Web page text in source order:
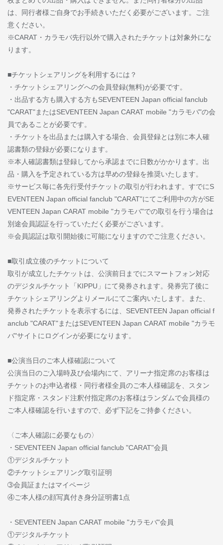
は、同行者様ご自身でお手続きいただく必要がございます。ご注
意ください。
※CARAT・カラモバ先行以外で購入されたチケットは対象外にな
ります。
■チケットシェアリングを利用するには？
・チケットシェアリングへの会員登録(無料)が必要です。
・出品する方も購入する方もSEVENTEEN Japan official fanclub
"CARAT"またはSEVENTEEN Japan CARAT mobile "カラモバ"の会
員であることが必要です。
・チケットを出品または購入する場合、会員登録とは別に本人確
認書類の登録が必要になります。
※本人確認書類は登録してから承認までに日数がかかります。出
品・購入を予定されている方は早めの登録を推奨いたします。
※サービス毎に各先行受付チケットの取引が行われます。すでにS
EVENTEEN Japan official fanclub "CARAT"にてご利用中の方がSE
VENTEEN Japan CARAT mobile "カラモバ"での取引を行う場合は
別途会員認証を行っていただく必要がございます。
※会員認証は取引開始後に可能になりますのでご注意ください。
■取引成立後のチケットについて
取引が成立したチケットは、公演前日までにスマートフォン対応
のデジタルチケット「KIPPU」にて発券されます。発券完了後に
チケットシェアリングよりメールにてご案内いたします。また、
発券されたチケットを表示するには、SEVENTEEN Japan official f
anclub "CARAT"またはSEVENTEEN Japan CARAT mobile "カラモ
バ"サイトにログインが必要になります。
■公演当日のご本人様確認について
公演当日のご入場時及び会場内にて、アリーナ指定席のお客様は
チケットのお申込者様・同行者様全員のご本人様確認を、スタン
ド指定席・スタンド注釈付指定席のお客様はランダムで会員様の
ご本人様確認を行いますので、必ず下記をご持参ください。
〈ご本人確認に必要なもの〉
・SEVENTEEN Japan official fanclub "CARAT"会員
①デジタルチケット
②チケットシェアリング取引証明
➂会員証またはマイページ
④ご本人様の顔写真付き身分証明書1点
・SEVENTEEN Japan CARAT mobile "カラモバ"会員
①デジタルチケット